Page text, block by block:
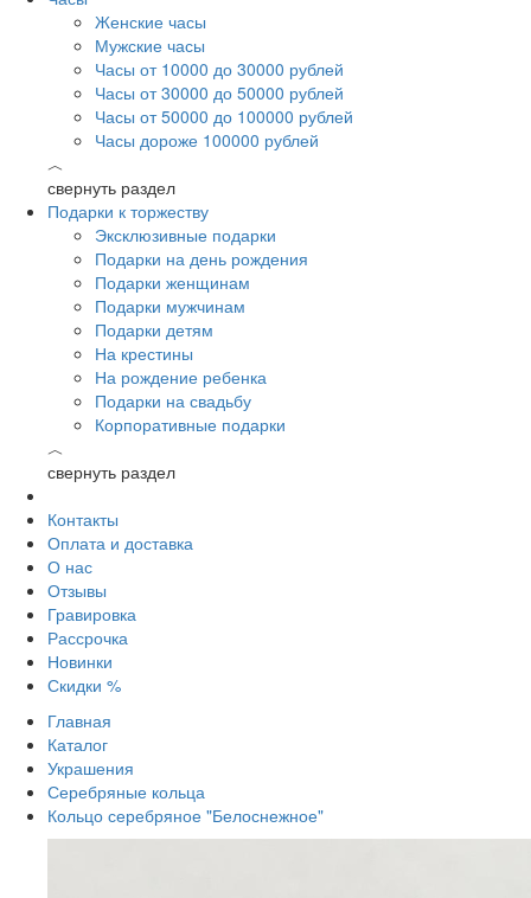
Женские часы
Мужские часы
Часы от 10000 до 30000 рублей
Часы от 30000 до 50000 рублей
Часы от 50000 до 100000 рублей
Часы дороже 100000 рублей
︿
свернуть раздел
Подарки к торжеству
Эксклюзивные подарки
Подарки на день рождения
Подарки женщинам
Подарки мужчинам
Подарки детям
На крестины
На рождение ребенка
Подарки на свадьбу
Корпоративные подарки
︿
свернуть раздел
Контакты
Оплата и доставка
О нас
Отзывы
Гравировка
Рассрочка
Новинки
Скидки %
Главная
Каталог
Украшения
Серебряные кольца
Кольцо серебряное "Белоснежное"